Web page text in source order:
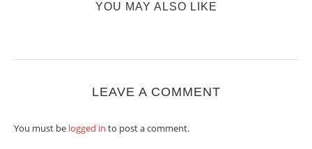
YOU MAY ALSO LIKE
LEAVE A COMMENT
You must be logged in to post a comment.